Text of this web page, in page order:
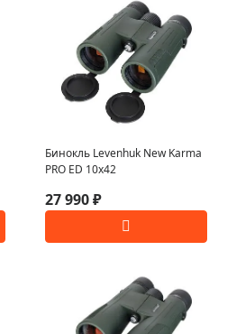
Бинокль Levenhuk New Karma
PRO ED 10x42
27 990 ₽